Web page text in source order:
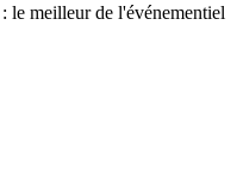
le meilleur de l'événementiel